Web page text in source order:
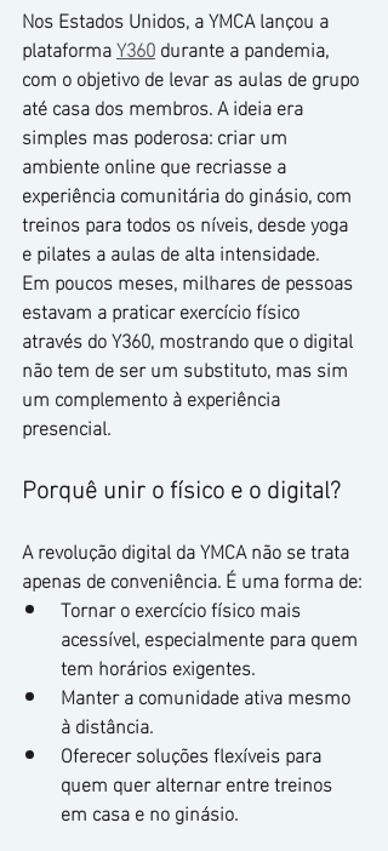
Nos Estados Unidos, a YMCA lançou a
plataforma Y360 durante a pandemia,
com o objetivo de levar as aulas de grupo
até casa dos membros. A ideia era
simples mas poderosa: criar um
ambiente online que recriasse a
experiência comunitária do ginásio, com
treinos para todos os níveis, desde yoga
e pilates a aulas de alta intensidade.
Em poucos meses, milhares de pessoas
estavam a praticar exercício físico
através do Y360, mostrando que o digital
não tem de ser um substituto, mas sim
um complemento à experiência
presencial.
Porquê unir o físico e o digital?
A revolução digital da YMCA não se trata
apenas de conveniência. É uma forma de:
Tornar o exercício físico mais
acessível, especialmente para quem
tem horários exigentes.
Manter a comunidade ativa mesmo
à distância.
Oferecer soluções flexíveis para
quem quer alternar entre treinos
em casa e no ginásio.